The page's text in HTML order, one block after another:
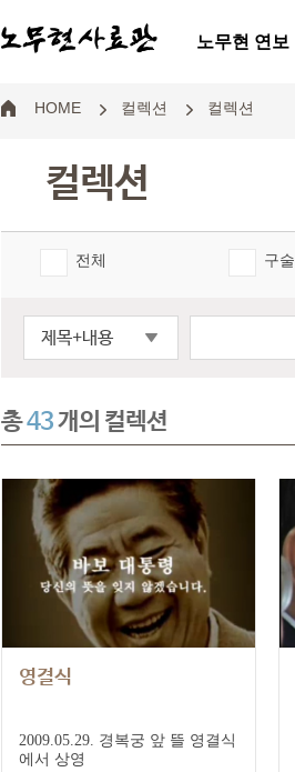
노무현 연보
HOME 컬렉션 컬렉션
컬렉션
전체 구술
제목+내용
총43개의 컬렉션
영결식
2009.05.29. 경복궁 앞 뜰 영결식
에서 상영